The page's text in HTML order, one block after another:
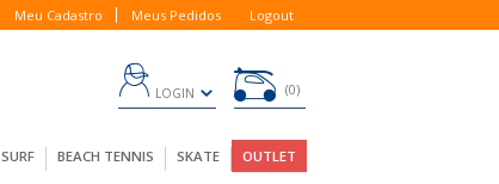
Meu Cadastro Meus Pedidos Logout
LOGIN 0
SURF BEACH TENNIS SKATE OUTLET